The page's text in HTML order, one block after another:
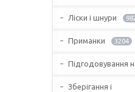
Ліски і шнури
Приманки 3204
Підгодовування
Зберігання і